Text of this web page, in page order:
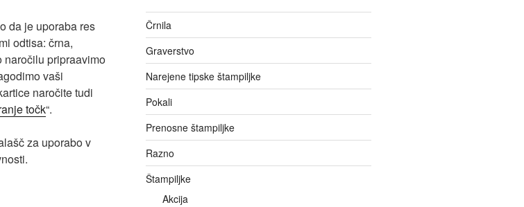
da je uporaba res
odtisa: črna,
naročilu pripraavimo
vaši
naročite tudi
točk“.
za uporabo v
Črnila
Graverstvo
Narejene tipske štampiljke
Pokali
Prenosne štampiljke
Razno
Štampiljke
Akcija